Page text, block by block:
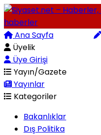
Ana Sayfa
Üyelik
Üye Girişi
Yayın/Gazete
Yayınlar
Kategoriler
Bakanlıklar
Dış Politika